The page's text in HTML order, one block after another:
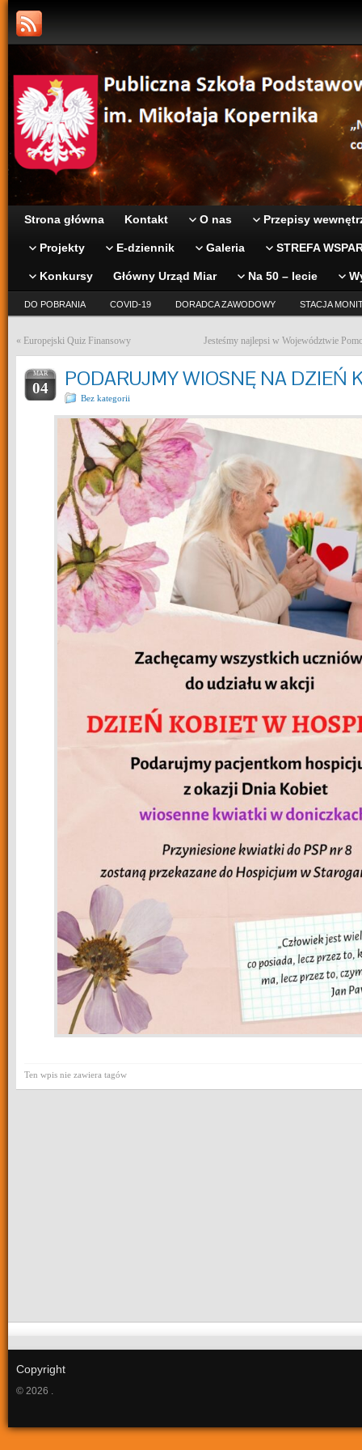
Strona główna Kontakt O nas Przepisy
Projekty E-dziennik Galeria STREFA
Konkursy Główny Urząd Miar Na 50 – lecie
DO POBRANIA COVID-19 DORADCA ZAWODOWY STACJA
« Europejski Quiz Finansowy Jesteśmy najlepsi w Województwie
MAR
04 PODARUJMY WIOSNĘ NA DZIEŃ
Bez kategorii
Ten wpis nie zawiera tagów
Copyright
© 2026 .